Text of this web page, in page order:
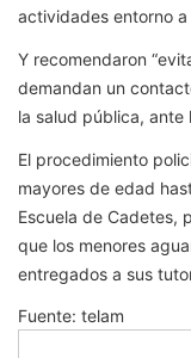
actividades entorno
Y recomendaron
demandan un
la salud pública, ante
El procedimiento
mayores de edad
Escuela de Cadetes,
que los menores
entregados a sus
Fuente: telam